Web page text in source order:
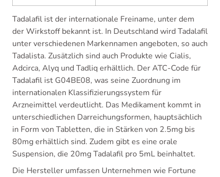
Tadalafil ist der internationale Freiname, unter dem
der Wirkstoff bekannt ist. In Deutschland wird Tadalafil
unter verschiedenen Markennamen angeboten, so auch
Tadalista. Zusätzlich sind auch Produkte wie Cialis,
Adcirca, Alyq und Tadliq erhältlich. Der ATC-Code für
Tadalafil ist G04BE08, was seine Zuordnung im
internationalen Klassifizierungssystem für
Arzneimittel verdeutlicht. Das Medikament kommt in
unterschiedlichen Darreichungsformen, hauptsächlich
in Form von Tabletten, die in Stärken von 2.5mg bis
80mg erhältlich sind. Zudem gibt es eine orale
Suspension, die 20mg Tadalafil pro 5mL beinhaltet.
Die Hersteller umfassen Unternehmen wie Fortune